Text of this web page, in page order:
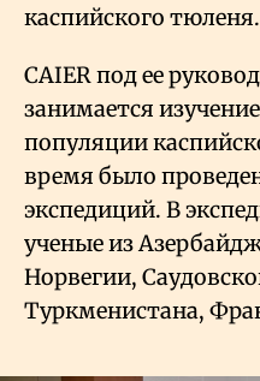
каспийского тюленя.
CAIER под ее
занимается
популяции
время было
экспедиций. В
ученые из
Норвегии,
Туркменистана,